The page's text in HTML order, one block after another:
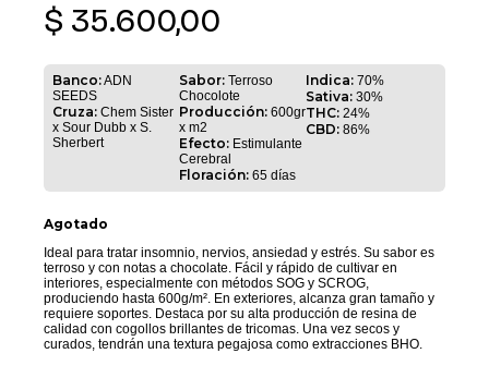
$ 35.600,00
Banco:ADN
SEEDS
Cruza:Chem Sister
x Sour Dubb x S.
Sherbert
Sabor: Terroso
Chocolote
Producción: 600gr
x m2
Efecto: Estimulante
Cerebral
Floración: 65 días
Indica: 70%
Sativa: 30%
THC: 24%
CBD: 86%
Agotado
Ideal para tratar insomnio, nervios, ansiedad y estrés. Su sabor es
terroso y con notas a chocolate. Fácil y rápido de cultivar en
interiores, especialmente con métodos SOG y SCROG,
produciendo hasta 600g/m². En exteriores, alcanza gran tamaño y
requiere soportes. Destaca por su alta producción de resina de
calidad con cogollos brillantes de tricomas. Una vez secos y
curados, tendrán una textura pegajosa como extracciones BHO.